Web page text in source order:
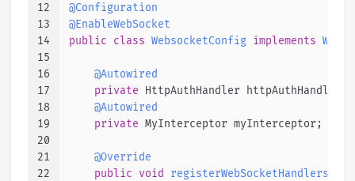
12
13
14
15
16
17
18
19
20
21
22
@Configuration
@EnableWebSocket
public
class WebsocketConfig implements
@Autowired
private HttpAuthHandler httpAuthHandler;
@Autowired
private MyInterceptor myInterceptor;
@Override
public
void registerWebSocketHandlers